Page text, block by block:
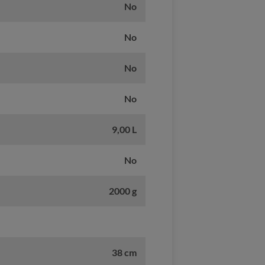
No
No
No
No
9,00 L
No
2000 g
38 cm